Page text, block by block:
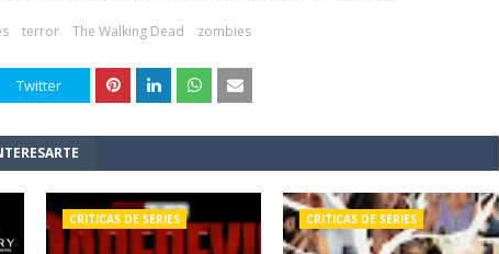
terror The Walking Dead zombies
Twitter
CRITICAS DE SERIES CRITICAS DE SERIES